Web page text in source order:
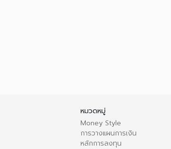
หมวดหมู่
Money Style
การวางแผนการเงิน
หลักการลงทุน